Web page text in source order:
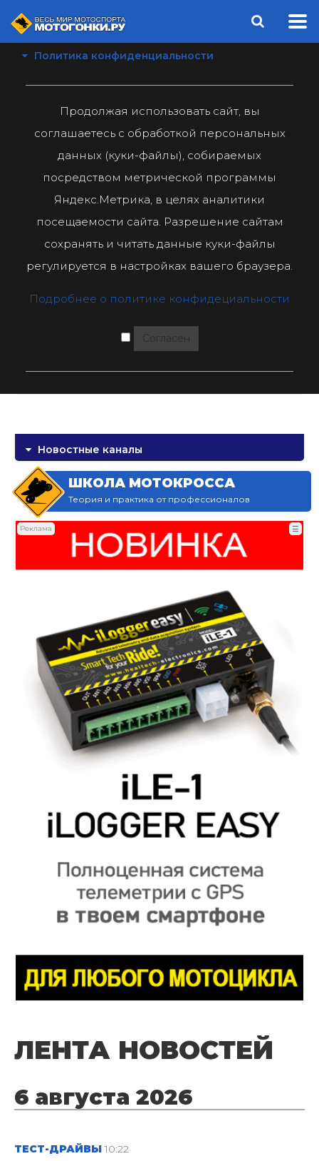
Политика конфиденциальности
Продолжая использовать сайт, вы
соглашаетесь с обработкой персональных
данных (куки-файлы), собираемых
посредством метрической программы
Яндекс.Метрика, в целях аналитики
посещаемости сайта. Разрешение сайтам
сохранять и читать данные куки-файлы
регулируется в настройках вашего браузера.
Подробнее о политике конфидециальности
Согласен
Новостные каналы
ШКОЛА МОТОКРОССА
Теория и практика от профессионалов
Реклама ☰
ЛЕНТА НОВОСТЕЙ
6 августа 2026
ТЕСТ-ДРАЙВЫ 10:22